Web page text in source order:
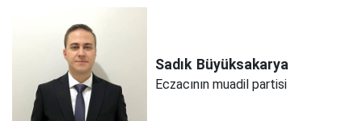
Sadık Büyüksakarya
Eczacının muadil partisi